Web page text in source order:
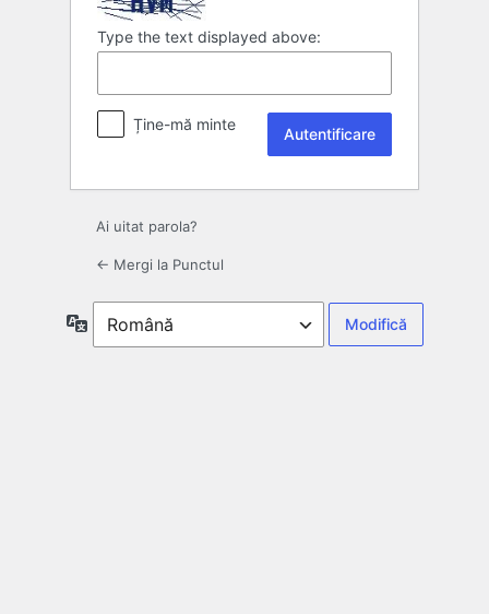
Type the text displayed above:
Ține-mă minte
Ai uitat parola?
← Mergi la Punctul
Limbă